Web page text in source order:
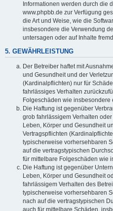
Informationen werden durch die
www.phpbb.de zur Verfügung
die Art und Weise, wie die
insbesondere die Verwendung
untersagen oder auf Inhalte
5. GEWÄHRLEISTUNG
Der Betreiber haftet mit
und Gesundheit und der
(Kardinalpflichten) nur für
fahrlässiges Verhalten
Folgeschäden wie insbesondere
Die Haftung ist gegenüber
grob fahrlässigem Verhalten
Leben, Körper und Gesundheit
Vertragspflichten
typischerweise vorhersehbaren
auf die vertragstypischen
für mittelbare Folgeschäden wie
Die Haftung ist gegenüber
Leben, Körper und Gesundheit
fahrlässigem Verhalten des
typischerweise vorhersehbaren
nach auf die vertragstypischen
auch für mittelbare Schäden,